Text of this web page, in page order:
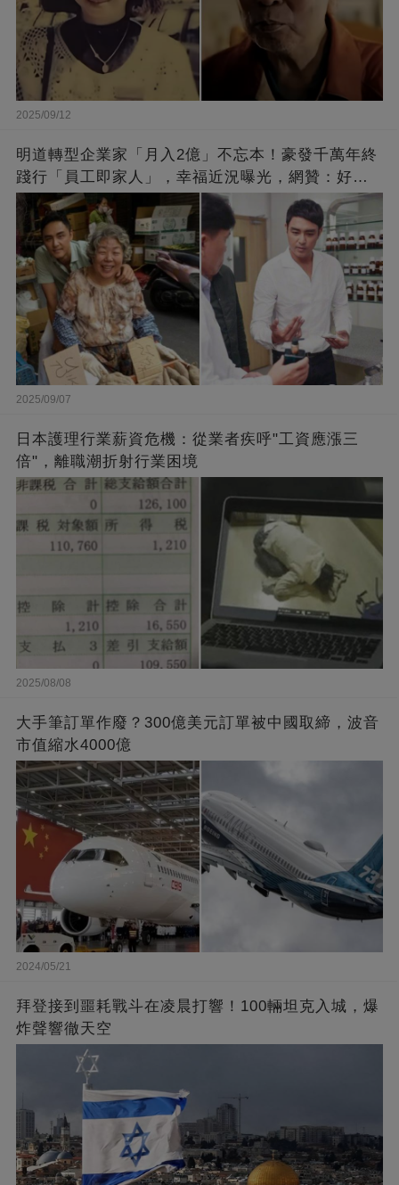
2025/09/12
明道轉型企業家「月入2億」不忘本！豪發千萬年終
踐行「員工即家人」，幸福近況曝光，網贊：好老
闆的福報
2025/09/07
日本護理行業薪資危機：從業者疾呼"工資應漲三
倍"，離職潮折射行業困境
2025/08/08
大手筆訂單作廢？300億美元訂單被中國取締，波音
市值縮水4000億
2024/05/21
拜登接到噩耗戰斗在凌晨打響！100輛坦克入城，爆
炸聲響徹天空